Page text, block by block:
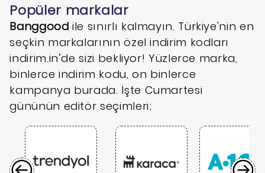
Popüler markalar
Banggood ile sınırlı kalmayın. Türkiye'nin en
seçkin markalarının özel indirim kodları
indirim.in’de sizi bekliyor! Yüzlerce marka,
binlerce indirim kodu, on binlerce
kampanya burada. İşte Cumartesi
gününün editör seçimleri;